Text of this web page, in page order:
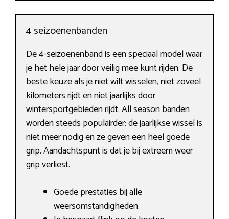
4 seizoenenbanden
De 4-seizoenenband is een speciaal model waar
je het hele jaar door veilig mee kunt rijden. De
beste keuze als je niet wilt wisselen, niet zoveel
kilometers rijdt en niet jaarlijks door
wintersportgebieden rijdt. All season banden
worden steeds populairder: de jaarlijkse wissel is
niet meer nodig en ze geven een heel goede
grip. Aandachtspunt is dat je bij extreem weer
grip verliest.
Goede prestaties bij alle
weersomstandigheden.